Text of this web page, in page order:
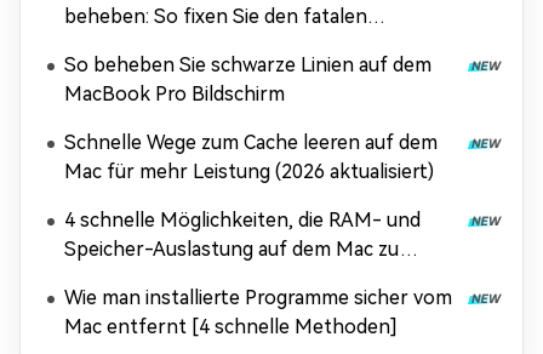
beheben: So fixen Sie den fatalen
So beheben Sie schwarze Linien auf dem
MacBook Pro Bildschirm
Schnelle Wege zum Cache leeren auf dem
Mac für mehr Leistung (2026 aktualisiert)
4 schnelle Möglichkeiten, die RAM- und
Speicher-Auslastung auf dem Mac zu
Wie man installierte Programme sicher vom
Mac entfernt [4 schnelle Methoden]